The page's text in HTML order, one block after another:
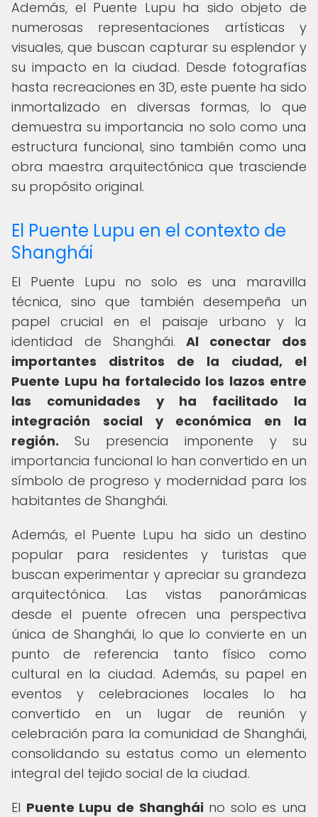
Además, el Puente Lupu ha sido objeto de
numerosas representaciones artísticas y
visuales, que buscan capturar su esplendor y
su impacto en la ciudad. Desde fotografías
hasta recreaciones en 3D, este puente ha sido
inmortalizado en diversas formas, lo que
demuestra su importancia no solo como una
estructura funcional, sino también como una
obra maestra arquitectónica que trasciende
su propósito original.
El Puente Lupu en el contexto de
Shanghái
El Puente Lupu no solo es una maravilla
técnica, sino que también desempeña un
papel crucial en el paisaje urbano y la
identidad de Shanghái.Al conectar dos
importantes distritos de la ciudad, el
Puente Lupu ha fortalecido los lazos entre
las comunidades y ha facilitado la
integración social y económica en la
región. Su presencia imponente y su
importancia funcional lo han convertido en un
símbolo de progreso y modernidad para los
habitantes de Shanghái.
Además, el Puente Lupu ha sido un destino
popular para residentes y turistas que
buscan experimentar y apreciar su grandeza
arquitectónica. Las vistas panorámicas
desde el puente ofrecen una perspectiva
única de Shanghái, lo que lo convierte en un
punto de referencia tanto físico como
cultural en la ciudad. Además, su papel en
eventos y celebraciones locales lo ha
convertido en un lugar de reunión y
celebración para la comunidad de Shanghái,
consolidando su estatus como un elemento
integral del tejido social de la ciudad.
El Puente Lupu de Shangháino solo es una